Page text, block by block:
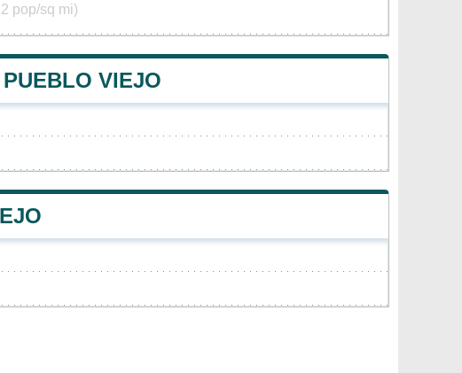
pop/sq mi)
VIEJO